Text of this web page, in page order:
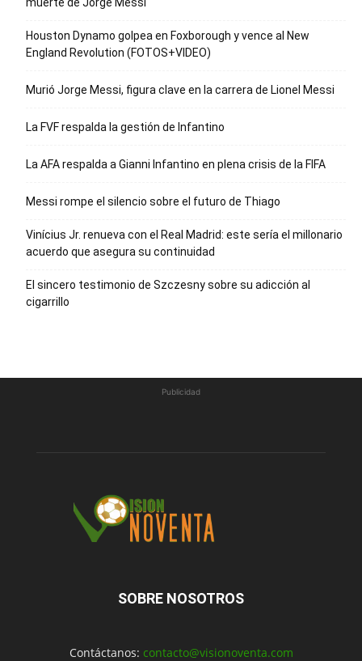
Houston Dynamo golpea en Foxborough y vence al New
England Revolution (FOTOS+VIDEO)
Murió Jorge Messi, figura clave en la carrera de Lionel Messi
La FVF respalda la gestión de Infantino
La AFA respalda a Gianni Infantino en plena crisis de la FIFA
Messi rompe el silencio sobre el futuro de Thiago
Vinícius Jr. renueva con el Real Madrid: este sería el millonario
acuerdo que asegura su continuidad
El sincero testimonio de Szczesny sobre su adicción al
cigarrillo
Publicidad
SOBRE NOSOTROS
Contáctanos: contacto@visionoventa.com